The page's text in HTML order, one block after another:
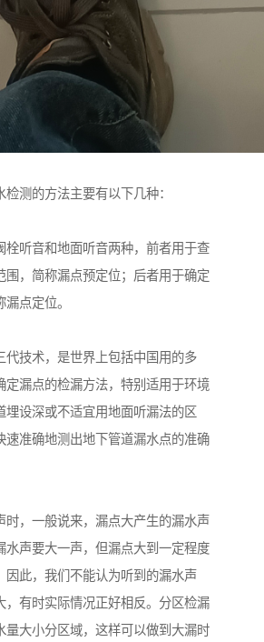
测的方法主要有以下几种：
栓听音和地面听音两种，前者用于查
围，简称漏点预定位；后者用于确定
点定位。
代技术，是世界上包括中国用的多
定漏点的检漏方法，特别适用于环境
埋设深或不适宜用地面听漏法的区
速准确地测出地下管道漏水点的准确
时，一般说来，漏点大产生的漏水声
水声要大一声，但漏点大到一定程度
因此，我们不能认为听到的漏水声
，有时实际情况正好相反。分区检漏
量大小分区域，这样可以做到大漏时